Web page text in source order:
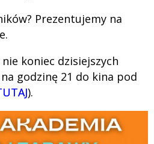
Prezentujemy na
koniec dzisiejszych
godzinę 21 do kina pod
).